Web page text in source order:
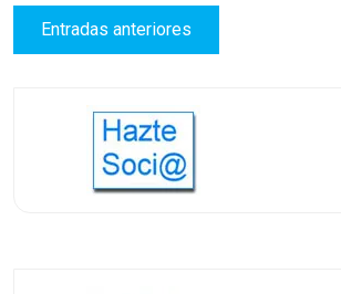
Navegación
de
Entradas anteriores